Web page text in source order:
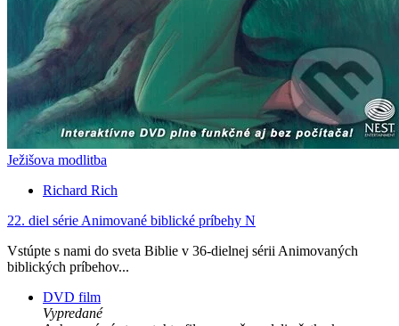
Ježišova modlitba
Richard Rich
22. diel série Animované biblické príbehy N
Vstúpte s nami do sveta Biblie v 36-dielnej sérii Animovaných
biblických príbehov...
DVD film
Vypredané